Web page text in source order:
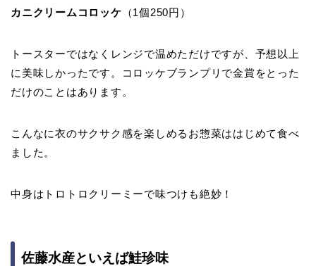
カニクリームコロッケ （1個250円）
トースターではなくレンジで温めただけですが、予想以上
に美味しかったです。コロッケブランプリで金賞をとった
だけのことはあります。
こんなに衣のサクサク感を楽しめるお惣菜ははじめて食べ
ました。
中身はトロトロクリーミーで味つけも絶妙！
佐藤水産といえば鮭珍味